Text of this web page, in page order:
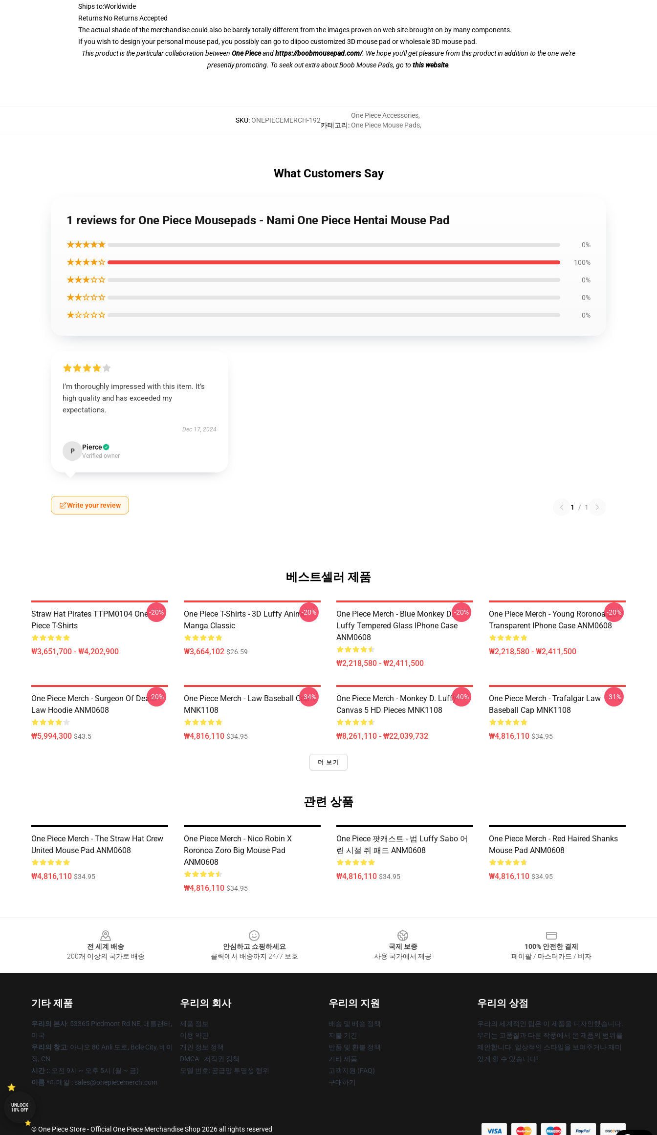
Ships to:Worldwide
Returns:No Returns Accepted
The actual shade of the merchandise could also be barely totally different from the images proven on web site brought on by many components.
If you wish to design your personal mouse pad, you possibly can go to diipoo customized 3D mouse pad or wholesale 3D mouse pad.
This product is the particular collaboration between One Pieceandhttps://boobmousepad.com/. We hope you'll get pleasure from this product in addition to the one we're
presently promoting. To seek out extra about Boob Mouse Pads, go to this website.
SKU:ONEPIECEMERCH-192
카테고리:
One Piece Accessories,
One Piece Mouse Pads,
What Customers Say
1 reviews for One Piece Mousepads - Nami One Piece Hentai Mouse Pad
★★★★★ 0%
★★★★☆ 100%
★★★☆☆ 0%
★★☆☆☆ 0%
★☆☆☆☆ 0%
I’m thoroughly impressed with this item. It’s
high quality and has exceeded my
expectations.
Dec 17, 2024
P Pierce
Verified owner
Write your review 1 / 1
베스트셀러 제품
Straw Hat Pirates TTPM0104 One
Piece T-Shirts
₩3,651,700 - ₩4,202,900
-20%
One Piece T-Shirts - 3D Luffy Anime
Manga Classic
₩3,664,102 $26.59
-20%
One Piece Merch - Blue Monkey D.
Luffy Tempered Glass IPhone Case
ANM0608
₩2,218,580 - ₩2,411,500
-20%
One Piece Merch - Young Roronoa Zoro
Transparent IPhone Case ANM0608
₩2,218,580 - ₩2,411,500
-20%
One Piece Merch - Surgeon Of Death
Law Hoodie ANM0608
₩5,994,300 $43.5
-20%
One Piece Merch - Law Baseball Cap
MNK1108
₩4,816,110 $34.95
-34%
One Piece Merch - Monkey D. Luffy
Canvas 5 HD Pieces MNK1108
₩8,261,110 - ₩22,039,732
-40%
One Piece Merch - Trafalgar Law
Baseball Cap MNK1108
₩4,816,110 $34.95
-31%
더 보기
관련 상품
One Piece Merch - The Straw Hat Crew
United Mouse Pad ANM0608
₩4,816,110 $34.95
One Piece Merch - Nico Robin X
Roronoa Zoro Big Mouse Pad
ANM0608
₩4,816,110 $34.95
One Piece 팟캐스트 - 법 Luffy Sabo 어
린 시절 쥐 패드 ANM0608
₩4,816,110 $34.95
One Piece Merch - Red Haired Shanks
Mouse Pad ANM0608
₩4,816,110 $34.95
전 세계 배송
200개 이상의 국가로 배송
안심하고 쇼핑하세요
클릭에서 배송까지 24/7 보호
국제 보증
사용 국가에서 제공
100% 안전한 결제
페이팔 / 마스터카드 / 비자
기타 제품
우리의 본사: 53365 Piedmont Rd NE, 애틀랜타,
미국
우리의 창고: 아니오 80 Anli 도로, Bole City, 베이
징, CN
시간 :: 오전 9시 ~ 오후 5시 (월 ~ 금)
이름 *이메일 : sales@onepiecemerch.com
우리의 회사
제품 정보
이용 약관
개인 정보 정책
DMCA - 저작권 정책
모델 번호: 공급망 투명성 행위
우리의 지원
배송 및 배송 정책
지불 기간
반품 및 환불 정책
기타 제품
고객지원 (FAQ)
구매하기
우리의 상점
우리의 세계적인 팀은 이 제품을 디자인했습니다.
우리는 고품질과 다른 작풍에서 온 제품의 범위를
제안합니다. 일상적인 스타일을 보여주거나 재미
있게 할 수 있습니다!
© One Piece Store - Official One Piece Merchandise Shop 2026 all rights reserved
UNLOCK
10% OFF